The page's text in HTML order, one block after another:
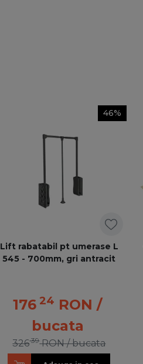
46%
Lift rabatabil pt umerase L
545 - 700mm, gri antracit
176 24 RON /
bucata
32639 RON / bucata